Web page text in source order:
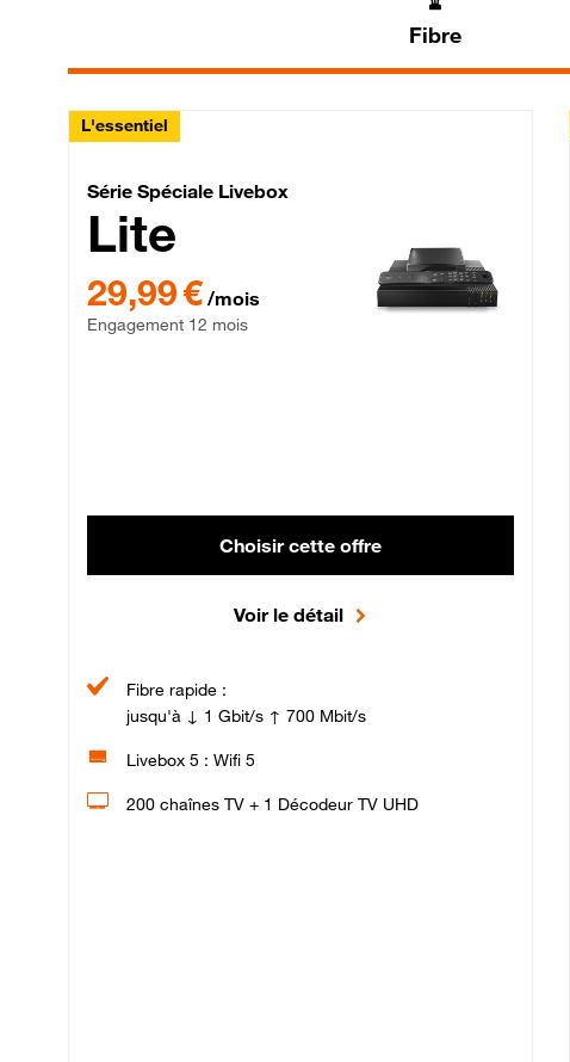
Fibre
L'essentiel
Série Spéciale Livebox
Série Spéciale Livebox
Lite
29,99 € par mois , Engagement 12 mois
29,99 € /mois
Engagement 12 mois
Choisir cette offre
Voir le détail
Fibre rapide :
jusqu'à ↓ 1 Gbit/s ↑ 700 Mbit/s
Livebox 5 : Wifi 5
200 chaînes TV + 1 Décodeur TV UHD